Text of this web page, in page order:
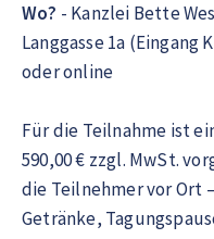
Wo? - Kanzlei Bette
Langgasse 1a (Eingang
oder online
Für die Teilnahme ist
590,00 € zzgl. MwSt.
die Teilnehmer vor Ort
Getränke,